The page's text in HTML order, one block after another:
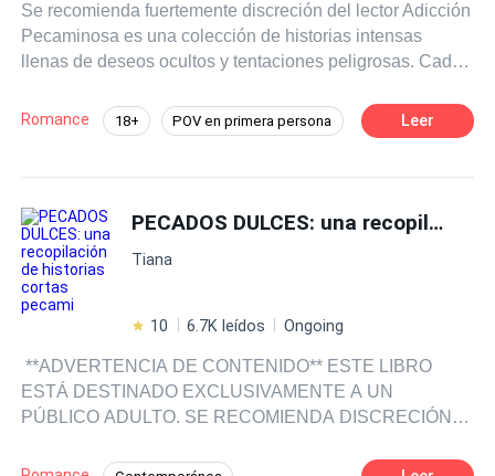
Se recomienda fuertemente discreción del lector Adicción
Pecaminosa es una colección de historias intensas
llenas de deseos ocultos y tentaciones peligrosas. Cada
tensión creciente y pasiones profundas. Estas son
historias cortas completas que van de 7 a 10 capítulos,
control.
Romance 18+ POV en primera persona Leer
PECADOS DULCES: una recopilación de historias cortas pecami
Tiana
10 6.7K leídos Ongoing
️ **ADVERTENCIA DE CONTENIDO** ESTE LIBRO
ESTÁ DESTINADO EXCLUSIVAMENTE A UN
PÚBLICO ADULTO. SE RECOMIENDA DISCRECIÓN
contenido extremadamente explícito, incluyendo